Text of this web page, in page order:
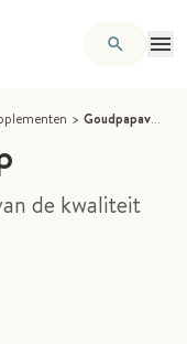
> Goudpapaver - Slaap
de kwaliteit